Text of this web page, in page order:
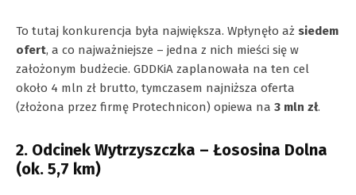
To tutaj konkurencja była największa. Wpłynęło aż siedem
ofert, a co najważniejsze – jedna z nich mieści się w
założonym budżecie. GDDKiA zaplanowała na ten cel
około 4 mln zł brutto, tymczasem najniższa oferta
(złożona przez firmę Protechnicon) opiewa na 3 mln zł.
2. Odcinek Wytrzyszczka – Łososina Dolna
(ok. 5,7 km)